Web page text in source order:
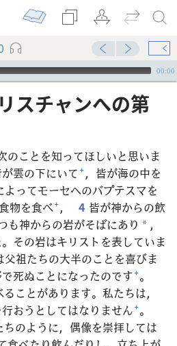
00:00
スチャン​へ​の​第​
のことを知ってほしいと思いま
雲の下にいて+，皆が海の中を
よってモーセへのバプテスマを
物を食べ+， 4 皆が神からの飲
も神からの岩がそばにあり * ，
その岩はキリストを表していま
父祖たちの大半のことを喜びま
死ぬことになったのです+。
ことがあります。私たちは，
おうとしてはなりません+。
のように，偶像を崇拝しては